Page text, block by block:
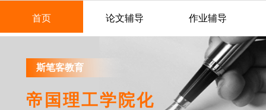
首页 论文辅导 作业辅导
斯笔客教育
帝国理工学院化